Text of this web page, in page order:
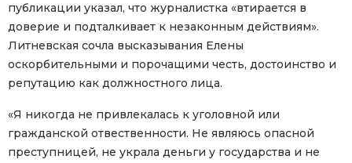
публикации указал, что журналистка «втирается в
доверие и подталкивает к незаконным действиям».
Литневская сочла высказывания Елены
оскорбительными и порочащими честь, достоинство и
репутацию как должностного лица.
«Я никогда не привлекалась к уголовной или
гражданской отвественности. Не являюсь опасной
преступницей, не украла деньги у государства и не